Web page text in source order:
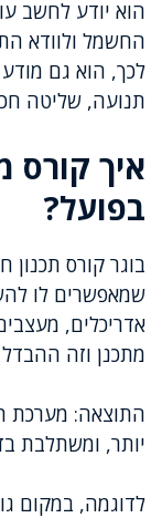
הוא יודע לחשב
החשמל ולוודא
לכך, הוא גם מודע
תנועה, שליטה
איך
בפועל?
בוגר קורס
שמאפשרים לו
אדריכלים,
מתכנן וזה
התוצאה: מערכת
יותר, ומשתלבת
לדוגמה, במקום